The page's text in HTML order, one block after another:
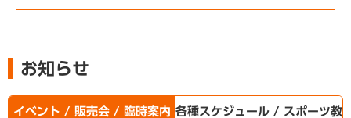
お知らせ
イベント / 販売会 / 臨時案内 各種スケジュール / スポーツ教